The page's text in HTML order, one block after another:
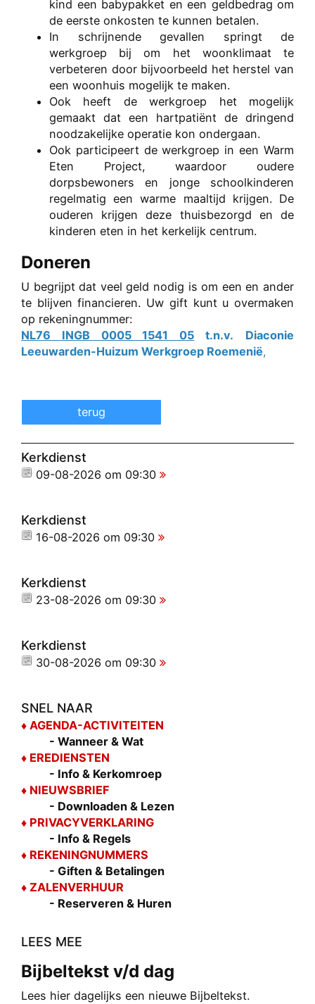
kind een babypakket en een geldbedrag om
de eerste onkosten te kunnen betalen.
In schrijnende gevallen springt de
werkgroep bij om het woonklimaat te
verbeteren door bijvoorbeeld het herstel van
een woonhuis mogelijk te maken.
Ook heeft de werkgroep het mogelijk
gemaakt dat een hartpatiënt de dringend
noodzakelijke operatie kon ondergaan.
Ook participeert de werkgroep in een Warm
Eten Project, waardoor oudere
dorpsbewoners en jonge schoolkinderen
regelmatig een warme maaltijd krijgen. De
ouderen krijgen deze thuisbezorgd en de
kinderen eten in het kerkelijk centrum.
Doneren
U begrijpt dat veel geld nodig is om een en ander
te blijven financieren. Uw gift kunt u overmaken
op rekeningnummer:
NL76 INGB 0005 1541 05 t.n.v.
Diaconie
Leeuwarden-Huizum Werkgroep Roemenië,
terug
Kerkdienst
09-08-2026 om 09:30
Kerkdienst
16-08-2026 om 09:30
Kerkdienst
23-08-2026 om 09:30
Kerkdienst
30-08-2026 om 09:30
SNEL NAAR
♦ AGENDA-ACTIVITEITEN
- Wanneer & Wat
♦ EREDIENSTEN
- Info & Kerkomroep
♦ NIEUWSBRIEF
- Downloaden & Lezen
♦ PRIVACYVERKLARING
- Info & Regels
♦ REKENINGNUMMERS
- Giften & Betalingen
♦ ZALENVERHUUR
- Reserveren & Huren
LEES MEE
Bijbeltekst v/d dag
Lees hier dagelijks een nieuwe Bijbeltekst.